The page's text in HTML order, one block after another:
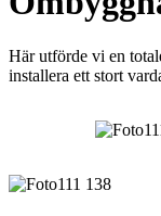
Här utförde vi en
installera ett stort